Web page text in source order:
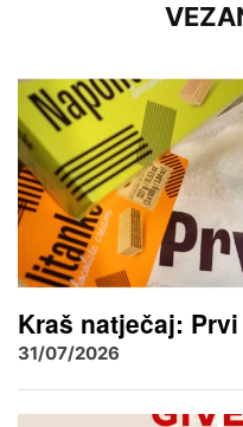
Kraš natječaj:
31/07/2026